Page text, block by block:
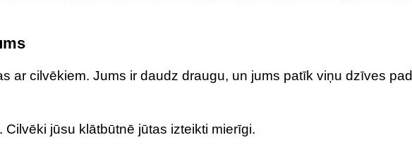
ar cilvēkiem. Jums ir daudz draugu, un jums patīk viņu dzīves
jūsu klātbūtnē jūtas izteikti mierīgi.